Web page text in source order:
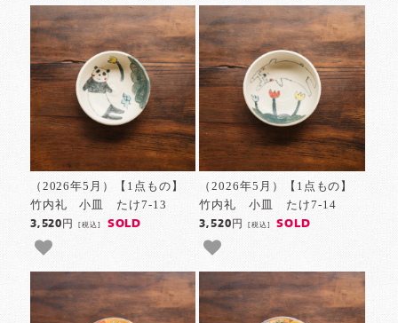
（2026年5月）【1点もの】
竹内礼 小皿 たけ7-13
3,520円[税込] SOLD
（2026年5月）【1点もの】
竹内礼 小皿 たけ7-14
3,520円 [税込] SOLD